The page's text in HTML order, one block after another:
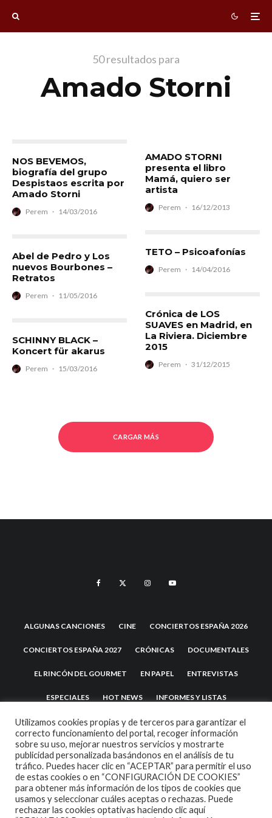
50 resultados para
Amado Storni
NOS BEVEMOS,
biografía del grupo
Despistaos escrita por
Amado Storni
Perem · 14/03/2016
Abel de Pedro y Los
nuevos Bourbones –
Retratos
Perem · 11/05/2016
SCHINNY BLACK –
Koncert für akarus
Perem · 15/03/2016
AMADO STORNI
presenta el libro
Mamá, quiero ser
artista
Perem · 16/12/2013
TETO – Psicoafonías
Perem · 14/04/2016
Crónica de LOS
SUAVES en Madrid, en
La Riviera. Diciembre
2015
Perem · 31/12/2015
CARGAR MÁS
ALGUNAS CANCIONES CINE CONCIERTOS ESPAÑA 2026
CONCIERTOS ESPAÑA 2027 CRÓNICAS DOCUMENTALES
EL RINCÓN DEL GOURMET EN PAPEL ENTREVISTAS
ESPECIALES HOT NEWS INFORMES Y LISTAS
LA TRASTIENDA MIS DISCOS Y YO NOTICIAS OPINIÓN
REVIEWS TEATRO TU DISCO ME SUENA
Utilizamos cookies propias y de terceros para garantizar el
correcto funcionamiento del portal, recoger información
sobre su uso, mejorar nuestros servicios y mostrarte
publicidad personalizada basándonos en el análisis de tu
tráfico. Puedes hacer clic en “ACEPTAR” para permitir el uso
de estas cookies o en “CONFIGURACIÓN DE COOKIES”
para obtener más información de los tipos de cookies que
usamos y seleccionar cuáles aceptas o rechazas. Puede
rechazar las cookies optativas haciendo clic aquí